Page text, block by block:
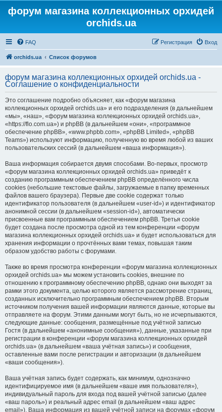
форум магазина коллекционных орхидей
orchids.ua
FAQ Вход
Регистрация
orchids.ua Список форумов
форум магазина коллекционных орхидей orchids.ua -
Соглашение о конфиденциальности
Это соглашение подробно объясняет, как «форум магазина
коллекционных орхидей orchids.ua» и его подразделения (в дальнейшем
«мы», «наш», «форум магазина коллекционных орхидей orchids.ua»,
«https://flo.com.ua») и phpBB (в дальнейшем «они», «программное
обеспечение phpBB», «www.phpbb.com», «phpBB Limited», «phpBB
Teams») используют информацию, полученную во время любой из ваших
пользовательских сессий (в дальнейшем «ваша информация»).
Ваша информация собирается двумя способами. Во-первых, просмотр
«форум магазина коллекционных орхидей orchids.ua» приведёт к
созданию программным обеспечением phpBB определённого числа
cookies (небольшие текстовые файлы, загружаемые в папку временных
файлов вашего браузера). Первые две cookie содержат только
идентификатор пользователя (в дальнейшем «user-id») и идентификатор
анонимной сессии (в дальнейшем «session-id»), автоматически
присвоенные вам программным обеспечением phpBB. Третья cookie
будет создана после просмотра одной из тем конференции «форум
магазина коллекционных орхидей orchids.ua» и будет использоваться для
хранения информации о прочтённых вами темах, повышая таким
образом удобство работы с форумами.
Также во время просмотра конференции «форум магазина коллекционных
орхидей orchids.ua» мы можем установить cookies, внешние по
отношению к программному обеспечению phpBB, однако они выходят за
рамки этого документа, целью которого является рассмотрение страниц,
созданных исключительно программным обеспечением phpBB. Вторым
источником получения вашей информации являются данные, которые вы
отправляете на форум. Этими данными могут быть, но не исчерпываются,
следующие данные: сообщения, размещённые под учётной записью
Гостя (в дальнейшем «анонимные сообщения»), данные, указанные при
регистрации в конференции «форум магазина коллекционных орхидей
orchids.ua» (в дальнейшем «ваша учётная запись») и сообщения,
оставленные вами после регистрации и авторизации (в дальнейшем
«ваши сообщения»).
Ваша учётная запись будет содержать, как минимум, однозначно
идентифицируемое имя (в дальнейшем «ваше имя пользователя»),
индивидуальный пароль для входа под вашей учётной записью (далее
«ваш пароль») и реальный адрес email (в дальнейшем «ваш адрес
email»). Ваша информация из вашей учётной записи на форумах «форум